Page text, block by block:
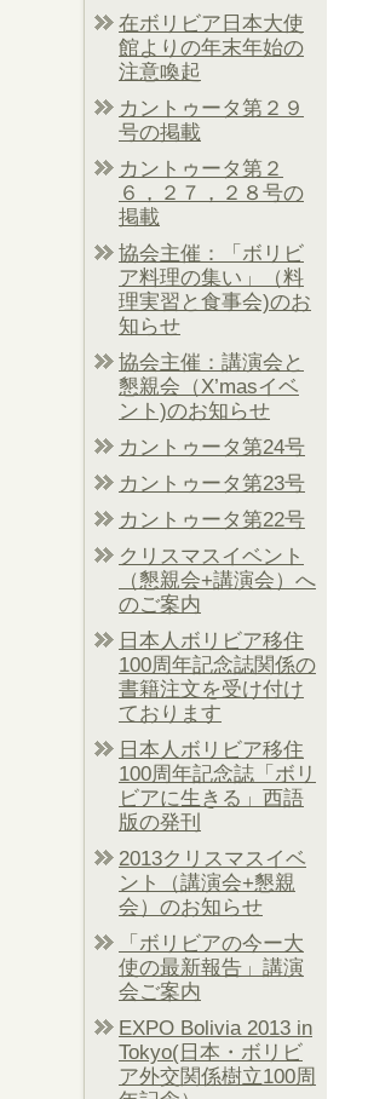
在ボリビア日本大使
館よりの年末年始の
注意喚起
カントゥータ第２９
号の掲載
カントゥータ第２
６，２７，２８号の
掲載
協会主催：「ボリビ
ア料理の集い」（料
理実習と食事会)のお
知らせ
協会主催：講演会と
懇親会（X’masイベ
ント)のお知らせ
カントゥータ第24号
カントゥータ第23号
カントゥータ第22号
クリスマスイベント
（懇親会+講演会）へ
のご案内
日本人ボリビア移住
100周年記念誌関係の
書籍注文を受け付け
ております
日本人ボリビア移住
100周年記念誌「ボリ
ビアに生きる」西語
版の発刊
2013クリスマスイベ
ント（講演会+懇親
会）のお知らせ
「ボリビアの今ー大
使の最新報告」講演
会ご案内
EXPO Bolivia 2013 in
Tokyo(日本・ボリビ
ア外交関係樹立100周